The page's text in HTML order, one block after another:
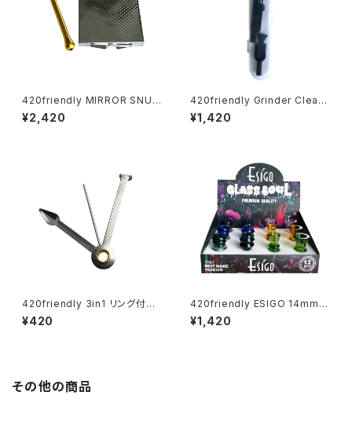
420friendly MIRROR SNUF
F KIT (ミラースナッフキット)
¥2,420
420friendly Grinder Cleani
ng Kit 4点セット グラインダー
クリーニングキット
¥1,420
420friendly 3in1 リング付き
パイプコンパニオン (8cm)
¥420
420friendly ESIGO 14mmガ
ラスボウル(火皿) Phoenix As
h Catcher
¥1,420
その他の商品